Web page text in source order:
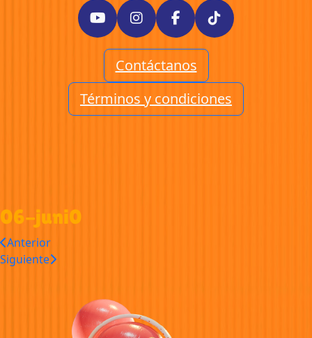
Contáctanos
Términos y condiciones
06-juni0
Anterior
Siguiente